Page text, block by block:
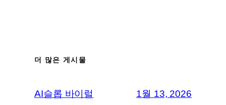
더 많은 게시물
AI슬롭 바이럴 1월 13, 2026